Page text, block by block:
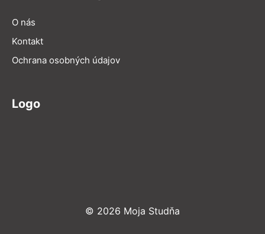
O nás
Kontakt
Ochrana osobných údajov
Logo
© 2026 Moja Studňa